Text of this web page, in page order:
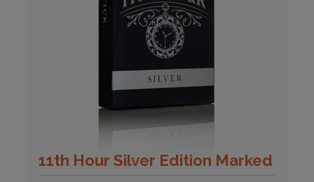
11th Hour Silver Edition Marked